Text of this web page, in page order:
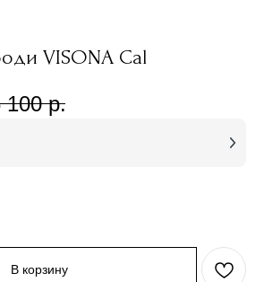
VISONA Cal
100 р.
В корзину